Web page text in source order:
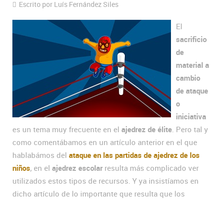
Escrito por Luís Fernández Siles
El
sacrificio
de
material a
cambio
de ataque
o
iniciativa
es un tema muy frecuente en el ajedrez de élite. Pero tal y
como comentábamos en un artículo anterior en el que
hablabámos del ataque en las partidas de ajedrez de los
niños, en el ajedrez escolar resulta más complicado ver
utilizados estos tipos de recursos. Y ya insistíamos en
dicho artículo de lo importante que resulta que los